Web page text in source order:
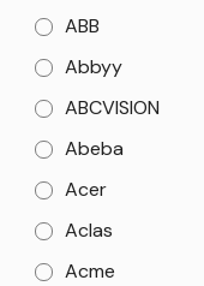
ABB
Abbyy
ABCVISION
Abeba
Acer
Aclas
Acme